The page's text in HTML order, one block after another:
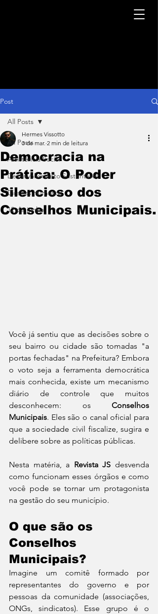
Post
All Posts
Assistência Social
Desenvolvimento Sustentável
Direitos Humanos
12 de junho
All Posts
Democracia na
Prática: O Poder
Silencioso dos
Conselhos Municipais.
Hermes Vissotto
3 de mar. 2 min de leitura
Você já sentiu que as decisões sobre o
seu bairro ou cidade são tomadas "a
portas fechadas" na Prefeitura? Embora
o voto seja a ferramenta democrática
mais conhecida, existe um mecanismo
diário de controle que muitos
desconhecem: os Conselhos
Municipais. Eles são o canal oficial para
que a sociedade civil fiscalize, sugira e
delibere sobre as políticas públicas.
Nesta matéria, a Revista JS desvenda
como funcionam esses órgãos e como
você pode se tornar um protagonista
na gestão do seu município.
O que são os
Conselhos
Municipais?
Imagine um comitê formado por
representantes do governo e por
pessoas da comunidade (associações,
ONGs, sindicatos). Esse grupo é o